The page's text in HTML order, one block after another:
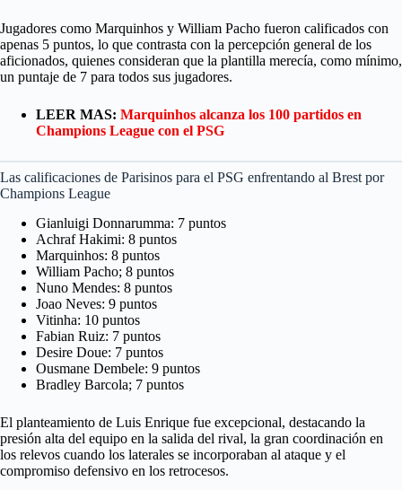
Jugadores como Marquinhos y William Pacho fueron calificados con
apenas 5 puntos, lo que contrasta con la percepción general de los
aficionados, quienes consideran que la plantilla merecía, como mínimo,
un puntaje de 7 para todos sus jugadores.
LEER MAS: Marquinhos alcanza los 100 partidos en
Champions League con el PSG
Las calificaciones de Parisinos para el PSG enfrentando al Brest por
Champions League
Gianluigi Donnarumma: 7 puntos
Achraf Hakimi: 8 puntos
Marquinhos: 8 puntos
William Pacho; 8 puntos
Nuno Mendes: 8 puntos
Joao Neves: 9 puntos
Vitinha: 10 puntos
Fabian Ruiz: 7 puntos
Desire Doue: 7 puntos
Ousmane Dembele: 9 puntos
Bradley Barcola; 7 puntos
El planteamiento de Luis Enrique fue excepcional, destacando la
presión alta del equipo en la salida del rival, la gran coordinación en
los relevos cuando los laterales se incorporaban al ataque y el
compromiso defensivo en los retrocesos.